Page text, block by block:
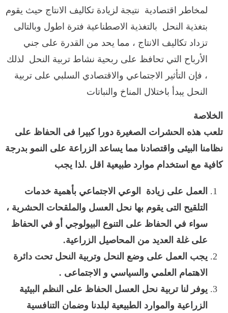
لمخاطر اقتصادية نتيجة لزيادة تكاليف الانتاج حيث يقوم
بتغذية النحل بالتغذية الاصطناعية فترة اطول وبالتالى
تزداد تكاليف الانتاج ، مما يحد من القدرة على جني
الأرباح التي تحافظ على ربحية نشاط تربية النحل لذلك
، فإن التأثير الاجتماعي والاقتصادي السلبي على تربية
النحل يبدأ باختلال المناخ والنباتات
الخلاصة
تلعب هذه الحشرات الصغيرة دورا كبيرا فى الحفاظ على
نظامنا البيئى واقتصادنا مما يساعد الزراعة على النمو بدرجة
كافية مع استخدام موارد طبيعية اقل .لذا يجب
العمل على زيادة الوعي الاجتماعي بأهمية خدمات
التلقيح التى يقوم بها نحل العسل والملقحات الحشرية ،
سواء في الحفاظ على التنوع البيولوجي أو في الحفاظ
على غلة العديد من المحاصيل الزراعية.
يجب العمل على وضع النحل وتربية النحل تحت دائرة
الاهتمام العلمي والسياسي و الاجتماعى .
يوفر لنا تربية نحل العسل الحفاظ على النظم البيئية
الزراعية والموارد الطبيعية لبلدنا وضمان التنافسية